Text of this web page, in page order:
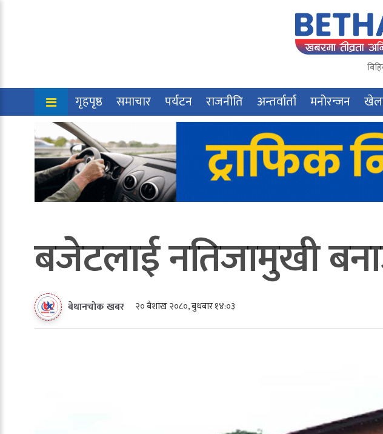
गृहपृष्ठ समाचार पर्यटन राजनीति अन्तर्वार्ता मनोरन्जन
बजेटलाई नतिजामुखी
बेथानचोक खबर २० बैशाख २०८०, बुधबार १४:०३